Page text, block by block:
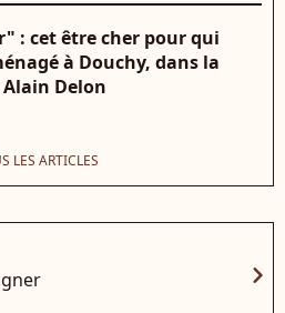
: cet être cher pour qui
à Douchy, dans la
Delon
LES ARTICLES
chevron_right